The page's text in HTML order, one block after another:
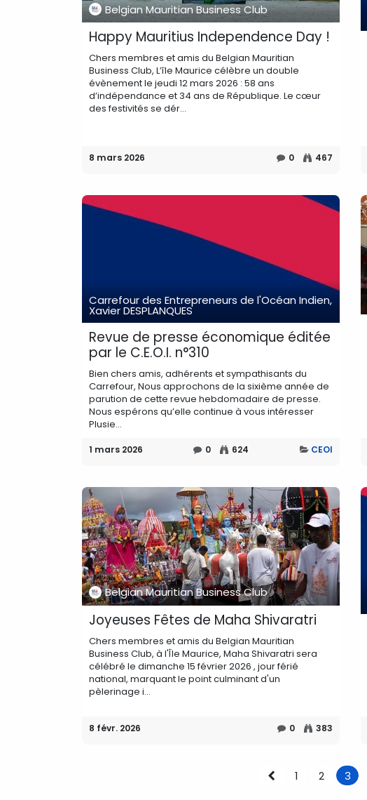
Belgian Mauritian Business Club
Happy Mauritius Independence Day !
Chers membres et amis du Belgian Mauritian
Business Club, L’île Maurice célèbre un double
évènement le jeudi 12 mars 2026 : 58 ans
d’indépendance et 34 ans de République. Le cœur
des festivités se dér...
8 mars 2026 0 467
Carrefour des Entrepreneurs de l'Océan Indien,
Xavier DESPLANQUES
Revue de presse économique éditée
par le C.E.O.I. n°310
Bien chers amis, adhérents et sympathisants du
Carrefour, Nous approchons de la sixième année de
parution de cette revue hebdomadaire de presse.
Nous espérons qu’elle continue à vous intéresser
Plusie...
1 mars 2026 0 624 CEOI
Belgian Mauritian Business Club
Joyeuses Fêtes de Maha Shivaratri
Chers membres et amis du Belgian Mauritian
Business Club, à l'Île Maurice, Maha Shivaratri sera
célébré le dimanche 15 février 2026 , jour férié
national, marquant le point culminant d'un
pèlerinage i...
8 févr. 2026 0 383
1 2 3